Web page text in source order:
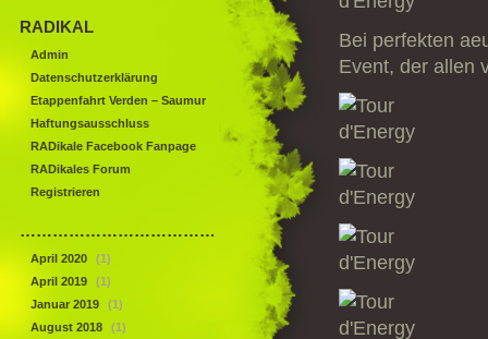
Bei perfekten
Event, der allen
RADIKAL
Admin
Datenschutzerklärung
Etappenfahrt Verden – Saumur
Haftungsausschluss
RADikale Facebook Fanpage
RADikales Forum
Registrieren
……………………………………
April 2020
(1)
April 2019
(1)
Januar 2019
(1)
August 2018
(1)